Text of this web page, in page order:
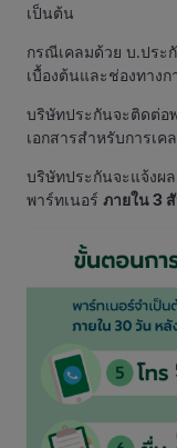
เป็นต้น
กรณีเคลมด้วย บ.ประ
เบื้องต้นและช่องทาง
บริษัทประกันจะติดต่อ
เอกสารสำหรับการเค
บริษัทประกันจะแจ้งผ
พาร์ทเนอร์ ภายใน 3